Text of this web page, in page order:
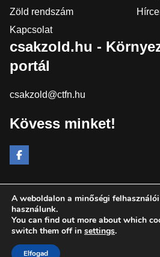
Zöld rendszám
Kapcsolat
csakzold.hu -
portál
csakzold@ctfn.hu
Kövess minket!
Copyright © 2024 csakzold.hu.
Általános Szerződési
Adatkezelési
A weboldalon a minőségi
használunk.
You can find out more about which
switch them off in settings.
Elfogad